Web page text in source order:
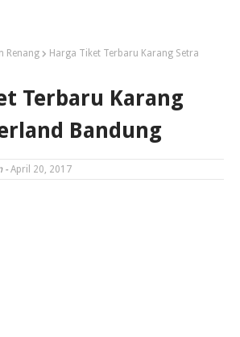
Renang
Harga Tiket Terbaru Karang Setra
Terbaru Karang
Bandung
- April 20, 2017